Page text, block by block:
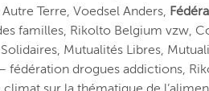
Terre, Voedsel Anders,
familles, Rikolto Belgium vzw,
Mutualités Libres,
fédération drogues addictions,